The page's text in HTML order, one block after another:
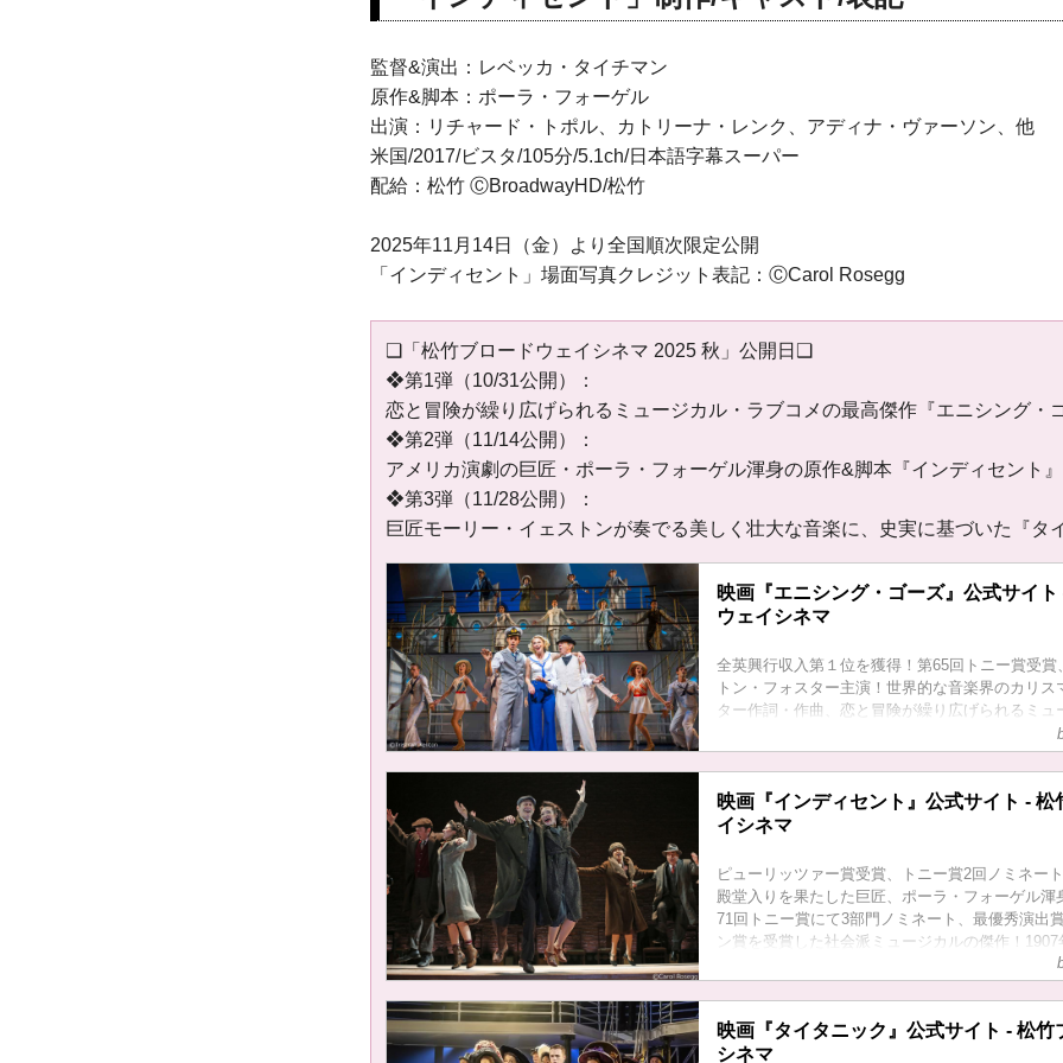
監督&演出：レベッカ・タイチマン
原作&脚本：ポーラ・フォーゲル
出演：リチャード・トポル、カトリーナ・レンク、アディナ・ヴァーソン、他
米国/2017/ビスタ/105分/5.1ch/日本語字幕スーパー
配給：松竹 ⒸBroadwayHD/松竹
2025年11月14日（金）より全国順次限定公開
「インディセント」場面写真クレジット表記：ⒸCarol Rosegg
❑「松竹ブロードウェイシネマ 2025 秋」公開日❑
❖第1弾（10/31公開）：
恋と冒険が繰り広げられるミュージカル・ラブコメの最高傑作『エニシング・
❖第2弾（11/14公開）：
アメリカ演劇の巨匠・ポーラ・フォーゲル渾身の原作&脚本『インディセント』
❖第3弾（11/28公開）：
巨匠モーリー・イェストンが奏でる美しく壮大な音楽に、史実に基づいた『タ
映画『エニシング・ゴーズ』公式サイ
ウェイシネマ
全英興行収入第１位を獲得！第65回トニー賞受賞
トン・フォスター主演！世界的な音楽界のカリス
ター作詞・作曲、恋と冒険が繰り広げられるミュ
メの最高傑作！大西洋を横断する豪華客船SSア
わせたのは、ナイトクラブの歌姫、結婚を控えた
その情婦など、多彩な旅客たちばかり。恋愛やト
い、ドタバタの冒険が繰り広げられる。
映画『インディセント』公式サイト - 松
イシネマ
ピューリッツァー賞受賞、トニー賞2回ノミネー
殿堂入りを果たした巨匠、ポーラ・フォーゲル渾
71回トニー賞にて3部門ノミネート、最優秀演出
ン賞を受賞した社会派ミュージカルの傑作！1907
売春宿の娘とその父のもとで働く女性の恋愛を
が生まれた。この歴史的な戯曲を再び舞台に蘇ら
映画『タイタニック』公式サイト - 松竹
シネマ